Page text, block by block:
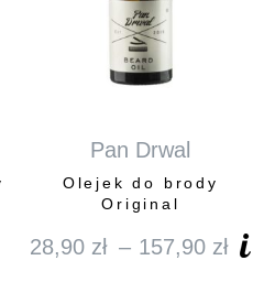
Pan Drwal
Olejek do brody
Original
28,90 zł – 157,90 zł